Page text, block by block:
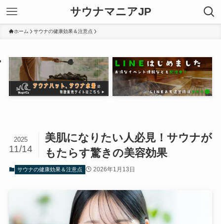
サウナマニアJP
ホーム サウナの健康効果＆注意点
美肌になりたい人必見！サウナが
もたらす驚きの美容効果
2025
11/14
サウナの健康効果＆注意点 2026年1月13日